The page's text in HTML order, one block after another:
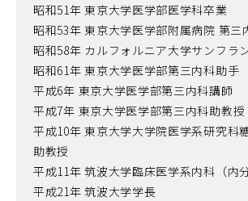
昭和51年 東京大学医学部医学科卒業
昭和53年 東京大学医学部附属病院 第三
昭和58年 カルフォルニア大学サンフラ
昭和61年 東京大学医学部第三内科助手
平成6年 東京大学医学部第三内科講師
平成7年 東京大学医学部第三内科助教授
平成10年 東京大学大学院医学系研究科
助教授
平成11年 筑波大学臨床医学系内科（内
平成21年 筑波大学学長